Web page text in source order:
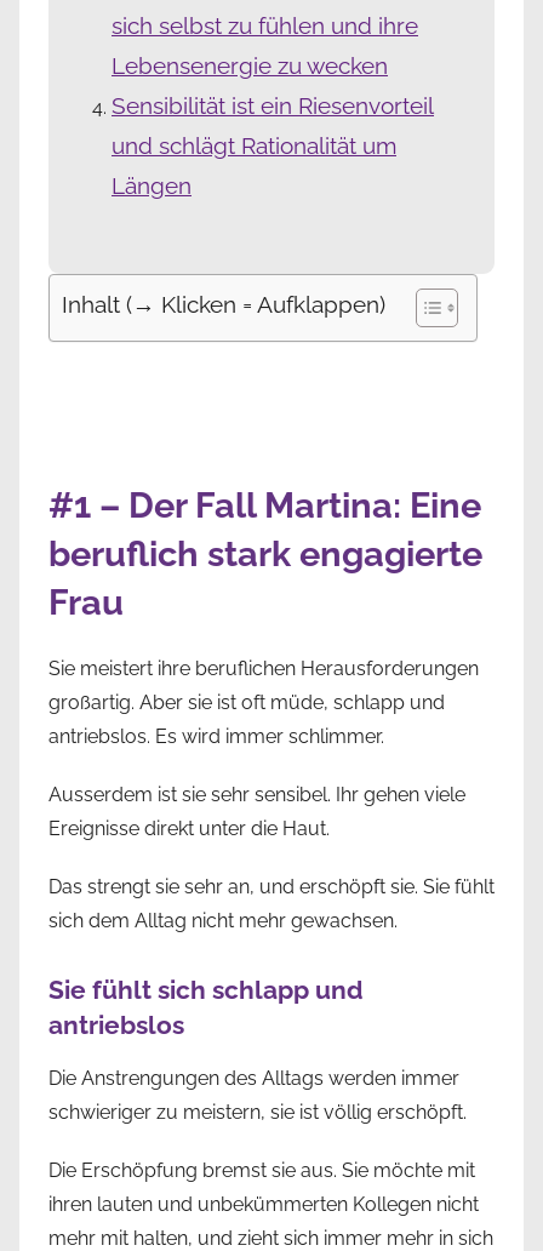
sich selbst zu fühlen und ihre
Lebensenergie zu wecken
Sensibilität ist ein Riesenvorteil
und schlägt Rationalität um
Längen
Inhalt (→ Klicken = Aufklappen)
#1 – Der Fall Martina: Eine
beruflich stark engagierte
Frau
Sie meistert ihre beruflichen Herausforderungen
großartig. Aber sie ist oft müde, schlapp und
antriebslos. Es wird immer schlimmer.
Ausserdem ist sie sehr sensibel. Ihr gehen viele
Ereignisse direkt unter die Haut.
Das strengt sie sehr an, und erschöpft sie. Sie fühlt
sich dem Alltag nicht mehr gewachsen.
Sie fühlt sich schlapp und
antriebslos
Die Anstrengungen des Alltags werden immer
schwieriger zu meistern, sie ist völlig erschöpft.
Die Erschöpfung bremst sie aus. Sie möchte mit
ihren lauten und unbekümmerten Kollegen nicht
mehr mit halten, und zieht sich immer mehr in sich